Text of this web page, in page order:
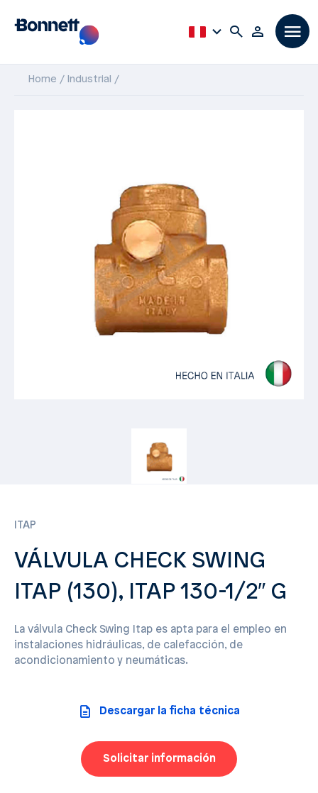
Home Industrial
ITAP
VÁLVULA CHECK SWING
ITAP (130), ITAP 130-1/2″ G
La válvula Check Swing Itap es apta para el empleo en
instalaciones hidráulicas, de calefacción, de
acondicionamiento y neumáticas.
Descargar la ficha técnica
Solicitar información